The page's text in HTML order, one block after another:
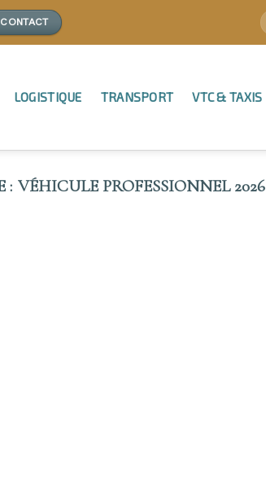
CONTACT
LOGISTIQUE TRANSPORT VTC & TAXIS
VÉHICULE PROFESSIONNEL 2026